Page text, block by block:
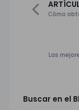
Cómo
Las
Buscar en el